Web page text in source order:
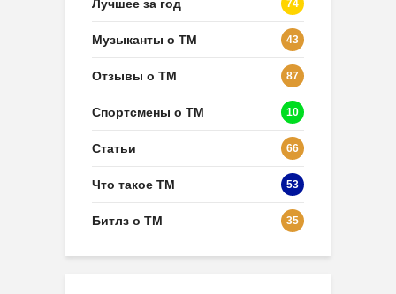
Лучшее за год 74
Музыканты о ТМ 43
Отзывы о ТМ 87
Спортсмены о ТМ 10
Статьи 66
Что такое ТМ 53
Битлз о ТМ 35